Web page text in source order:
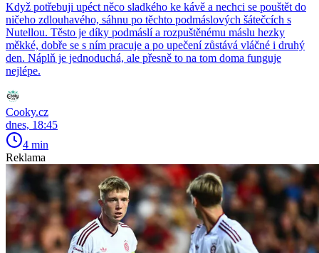
Když potřebuji upéct něco sladkého ke kávě a nechci se pouštět do
ničeho zdlouhavého, sáhnu po těchto podmáslových šátečcích s
Nutellou. Těsto je díky podmáslí a rozpuštěnému máslu hezky
měkké, dobře se s ním pracuje a po upečení zůstává vláčné i druhý
den. Náplň je jednoduchá, ale přesně to na tom doma funguje
nejlépe.
Cooky.cz
dnes, 18:45
4 min
Reklama